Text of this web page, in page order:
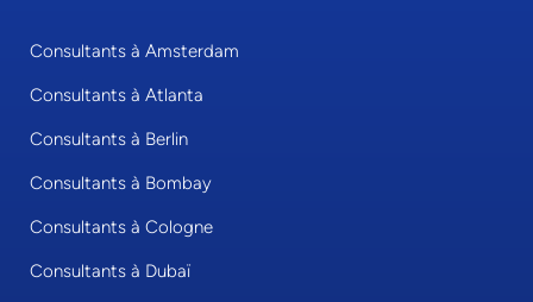
Consultants à Amsterdam
Consultants à Atlanta
Consultants à Berlin
Consultants à Bombay
Consultants à Cologne
Consultants à Dubaï